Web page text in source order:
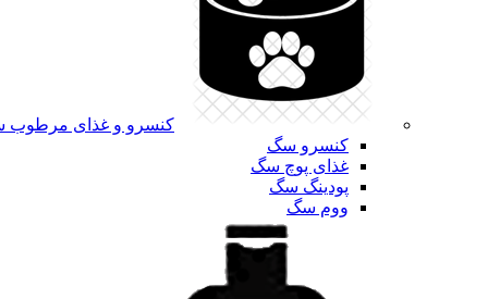
کنسرو و غذای
کنسرو سگ
غذای پوچ سگ
پودینگ سگ
ووم سگ